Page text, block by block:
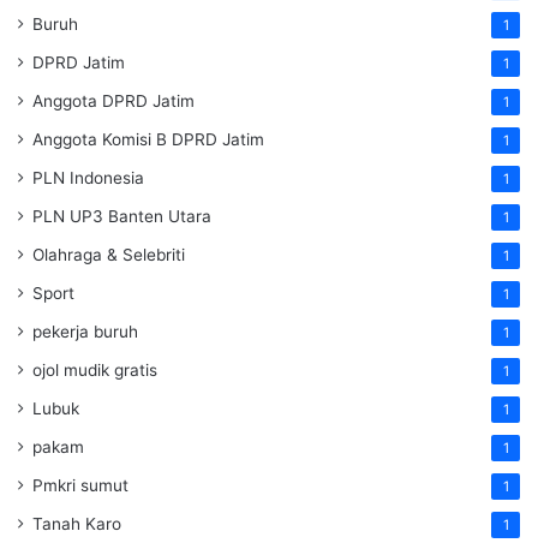
Buruh 1
DPRD Jatim 1
Anggota DPRD Jatim 1
Anggota Komisi B DPRD Jatim 1
PLN Indonesia 1
PLN UP3 Banten Utara 1
Olahraga & Selebriti 1
Sport 1
pekerja buruh 1
ojol mudik gratis 1
Lubuk 1
pakam 1
Pmkri sumut 1
Tanah Karo 1